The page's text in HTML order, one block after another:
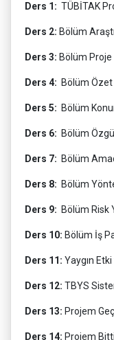
Ders 1: TÜBİTAK
Ders 2: Bölüm
Ders 3: Bölüm Proje
Ders 4: Bölüm
Ders 5: Bölüm
Ders 6: Bölüm
Ders 7: Bölüm
Ders 8: Bölüm
Ders 9: Bölüm Risk
Ders 10: Bölüm İş
Ders 11: Yaygın
Ders 12: TBYS
Ders 13: Projem
Ders 14: Projem